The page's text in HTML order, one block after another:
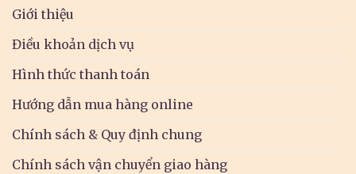
Giới thiệu
Điều khoản dịch vụ
Hình thức thanh toán
Hướng dẫn mua hàng online
Chính sách & Quy định chung
Chính sách vận chuyển giao hàng